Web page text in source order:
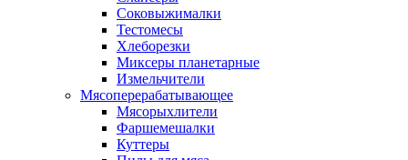
Соковыжималки
Тестомесы
Хлеборезки
Миксеры планетарные
Измельчители
Мясоперерабатывающее
Мясорыхлители
Фаршемешалки
Куттеры